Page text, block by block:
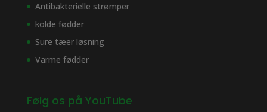
Antibakterielle strømper
kolde fødder
Sure tæer løsning
Varme fødder
Følg os på YouTube